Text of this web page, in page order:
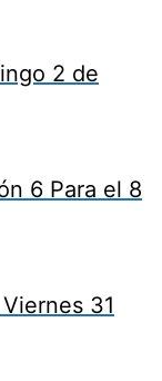
2 de
6 Para el 8
31